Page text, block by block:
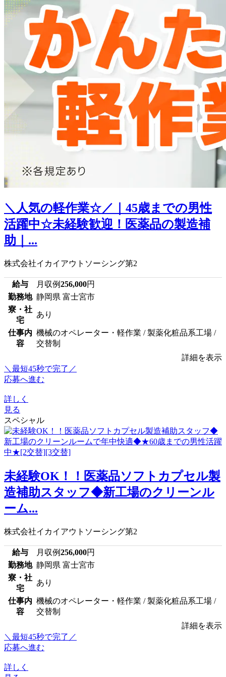
＼人気の軽作業☆／｜45歳までの男性
活躍中☆未経験歓迎！医薬品の製造補
助｜...
株式会社イカイアウトソーシング第2
給与 月収例256,000円
勤務地 静岡県 富士宮市
寮・社
宅
あり
仕事内
容
機械のオペレーター・軽作業 / 製薬化粧品系工場 /
交替制
詳細を表示
＼最短45秒で完了／
応募へ進む
詳しく
見る
スペシャル
未経験OK！！医薬品ソフトカプセル製
造補助スタッフ◆新工場のクリーンル
ーム...
株式会社イカイアウトソーシング第2
給与 月収例256,000円
勤務地 静岡県 富士宮市
寮・社
宅
あり
仕事内
容
機械のオペレーター・軽作業 / 製薬化粧品系工場 /
交替制
詳細を表示
＼最短45秒で完了／
応募へ進む
詳しく